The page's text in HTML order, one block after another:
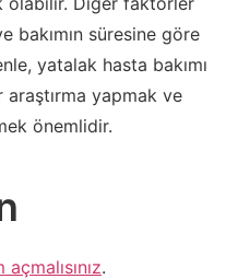
bakımın süresine göre
yatalak hasta bakımı
yapmak ve
önemlidir.
.